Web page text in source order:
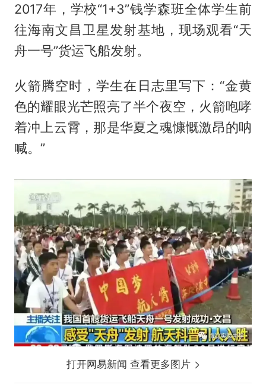
2017年，学校“1+3”钱学森班全体学生前
往海南文昌卫星发射基地，现场观看“天
舟一号”货运飞船发射。
火箭腾空时，学生在日志里写下：“金黄
色的耀眼光芒照亮了半个夜空，火箭咆哮
着冲上云霄，那是华夏之魂慷慨激昂的呐
喊。”
打开网易新闻 查看更多图片